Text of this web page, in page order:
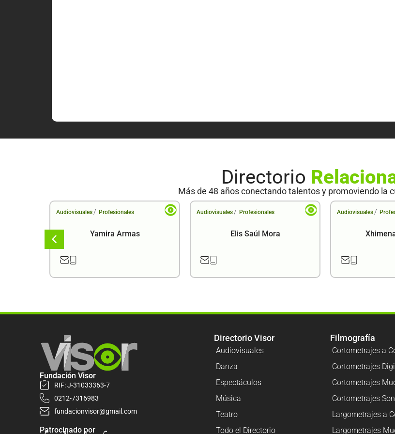
Directorio
Más de 48 años conectando talentos y promoviendo la
Audiovisuales / Profesionales
Yamira Armas
Audiovisuales / Profesionales
Elis Saúl Mora
Audiovisuales /
Fundación Visor
RIF: J-31033363-7
0212-7316983
fundacionvisor@gmail.com
Patrocinado por
Directorio Visor
Audiovisuales
Danza
Espectáculos
Música
Teatro
Todo el Directorio
Filmografía
Cortometrajes a
Cortometrajes
Cortometrajes
Cortometrajes
Largometrajes a
Largometrajes